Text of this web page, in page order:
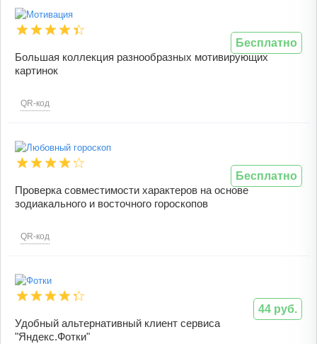
Большая коллекция разнообразных мотивирующих
картинок
QR-код
Бесплатно
Проверка совместимости характеров на основе
зодиакального и восточного гороскопов
QR-код
Бесплатно
Удобный альтернативный клиент сервиса
"Яндекс.Фотки"
44 руб.